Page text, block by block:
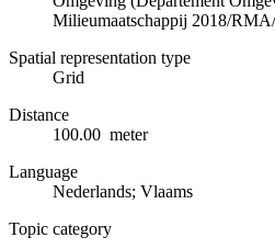
Milieumaatschappij 2018/
Spatial representation type
Grid
Distance
100.00 meter
Language
Nederlands; Vlaams
Topic category